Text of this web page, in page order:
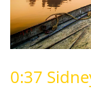
0:37